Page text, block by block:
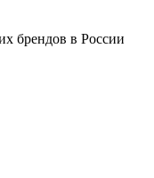
брендов в России